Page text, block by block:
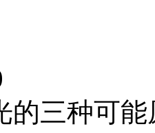
的三种可能